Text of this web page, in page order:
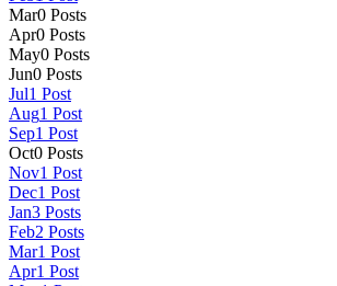
Mar0 Posts
Apr0 Posts
May0 Posts
Jun0 Posts
Jul1 Post
Aug1 Post
Sep1 Post
Oct0 Posts
Nov1 Post
Dec1 Post
Jan3 Posts
Feb2 Posts
Mar1 Post
Apr1 Post